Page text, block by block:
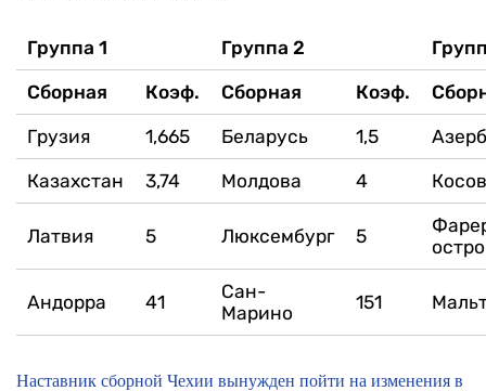
Группа 1 Группа 2
Сборная Коэф. Сборная Коэф.
Грузия 1,665 Беларусь 1,5
Казахстан 3,74 Молдова 4
Латвия 5 Люксембург 5
Андорра 41
Сан-
Марино
151
Наставник сборной Чехии вынужден пойти на изменения в